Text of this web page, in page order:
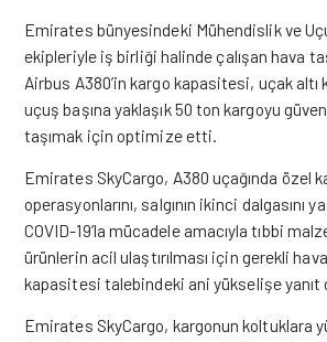
Emirates bünyesindeki Mühendislik ve
ekipleriyle iş birliği halinde çalışan hava
Airbus A380’in kargo kapasitesi, uçak altı
uçuş başına yaklaşık 50 ton kargoyu
taşımak için optimize etti.
Emirates SkyCargo, A380 uçağında özel
operasyonlarını, salgının ikinci dalgasını
COVID-19’la mücadele amacıyla tıbbi
ürünlerin acil ulaştırılması için gerekli hava
kapasitesi talebindeki ani yükselişe yanıt
Emirates SkyCargo, kargonun koltuklara